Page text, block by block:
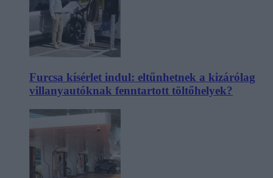
Furcsa kísérlet indul: eltűnhetnek a kizárólag
villanyautóknak fenntartott töltőhelyek?